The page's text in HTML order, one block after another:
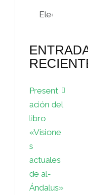
Present
ación del
libro
«Visione
s
actuales
de al-
Ándalus»